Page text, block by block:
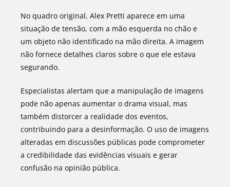
No quadro original, Alex Pretti aparece em uma
situação de tensão, com a mão esquerda no chão e
um objeto não identificado na mão direita. A imagem
não fornece detalhes claros sobre o que ele estava
segurando.
Especialistas alertam que a manipulação de imagens
pode não apenas aumentar o drama visual, mas
também distorcer a realidade dos eventos,
contribuindo para a desinformação. O uso de imagens
alteradas em discussões públicas pode comprometer
a credibilidade das evidências visuais e gerar
confusão na opinião pública.